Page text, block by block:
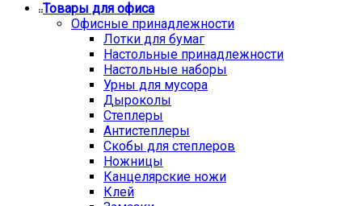
Товары для офиса
Офисные принадлежности
Лотки для бумаг
Настольные принадлежности
Настольные наборы
Урны для мусора
Дыроколы
Степлеры
Антистеплеры
Скобы для степлеров
Ножницы
Канцелярские ножи
Клей